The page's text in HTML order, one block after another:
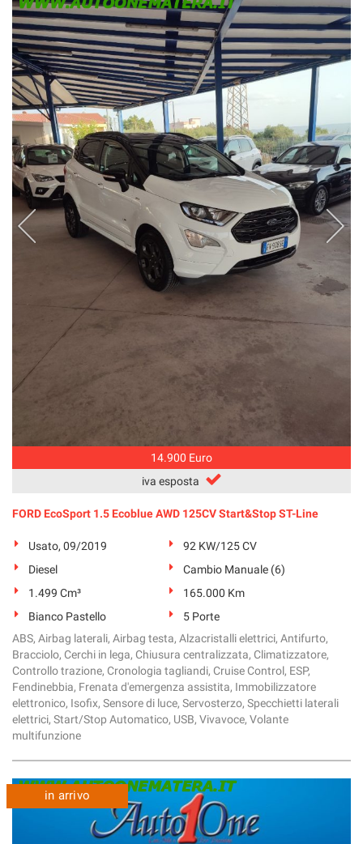
14.900 Euro
iva esposta
FORD EcoSport 1.5 Ecoblue AWD 125CV Start&Stop ST-Line
Usato, 09/2019
92 KW/125 CV
Diesel
Cambio Manuale (6)
1.499 Cm³
165.000 Km
Bianco Pastello
5 Porte
ABS, Airbag laterali, Airbag testa, Alzacristalli elettrici, Antifurto,
Bracciolo, Cerchi in lega, Chiusura centralizzata, Climatizzatore,
Controllo trazione, Cronologia tagliandi, Cruise Control, ESP,
Fendinebbia, Frenata d'emergenza assistita, Immobilizzatore
elettronico, Isofix, Sensore di luce, Servosterzo, Specchietti laterali
elettrici, Start/Stop Automatico, USB, Vivavoce, Volante
multifunzione
in arrivo